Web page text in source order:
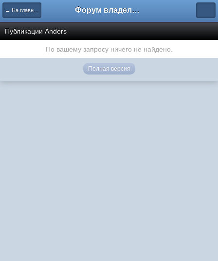
← На главную Форум владельцев интернет-магазинов
Публикации Anders
По вашему запросу ничего не найдено.
Полная версия